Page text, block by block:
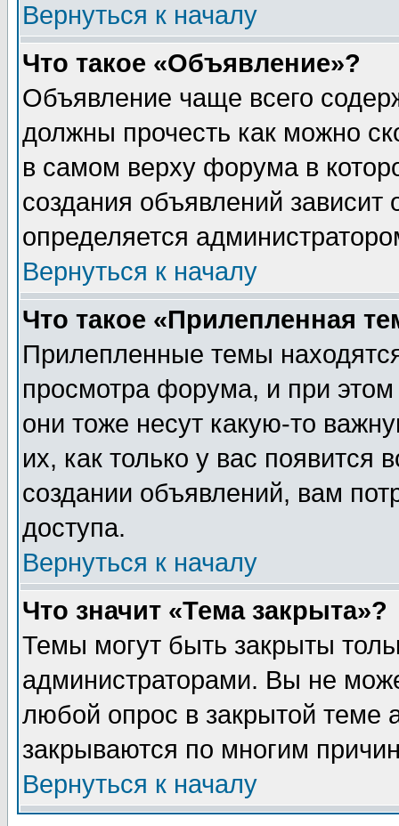
Вернуться к началу
Что такое «Объявление»?
Объявление чаще всего
должны прочесть как можно
в самом верху форума в
создания объявлений зависит
определяется
Вернуться к началу
Что такое «Прилепленная
Прилепленные темы
просмотра форума, и при
они тоже несут какую-то
их, как только у вас появится
создании объявлений, вам
доступа.
Вернуться к началу
Что значит «Тема закрыта»?
Темы могут быть закрыты
администраторами. Вы не
любой опрос в закрытой теме
закрываются по многим
Вернуться к началу